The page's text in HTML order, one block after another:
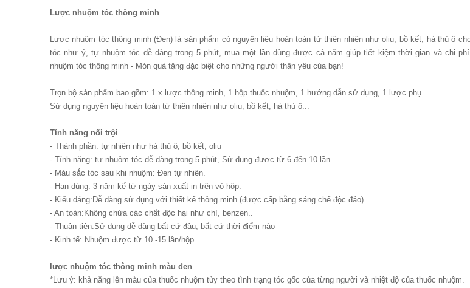
Lược nhuộm tóc thông minh
Lược nhuộm tóc thông minh (Đen) là sản phẩm có nguyên liệu hoàn toàn từ thiên nhiên như oliu, bồ kết, hà thủ ô
tóc như ý, tự nhuộm tóc dễ dàng trong 5 phút, mua một lần dùng được cả năm giúp tiết kiệm thời gian và chi
nhuộm tóc thông minh - Món quà tặng đặc biệt cho những người thân yêu của bạn!
Trọn bộ sản phẩm bao gồm: 1 x lược thông minh, 1 hộp thuốc nhuộm, 1 hướng dẫn sử dụng, 1 lược phụ.
Sử dụng nguyên liệu hoàn toàn từ thiên nhiên như oliu, bồ kết, hà thủ ô...
Tính năng nổi trội
- Thành phần: tự nhiên như hà thủ ô, bồ kết, oliu
- Tính năng: tự nhuộm tóc dễ dàng trong 5 phút, Sử dụng được từ 6 đến 10 lần.
- Màu sắc tóc sau khi nhuộm: Đen tự nhiên.
- Hạn dùng: 3 năm kể từ ngày sản xuất in trên vỏ hộp.
- Kiểu dáng:Dễ dàng sử dụng với thiết kế thông minh (được cấp bằng sáng chế độc đáo)
- An toàn:Không chứa các chất độc hại như chì, benzen..
- Thuận tiện:Sử dụng dễ dàng bất cứ đâu, bất cứ thời điểm nào
- Kinh tế: Nhuộm được từ 10 -15 lần/hộp
lược nhuộm tóc thông minh màu đen
*Lưu ý: khả năng lên màu của thuốc nhuộm tùy theo tình trạng tóc gốc của từng người và nhiệt độ của thuốc nhuộm.